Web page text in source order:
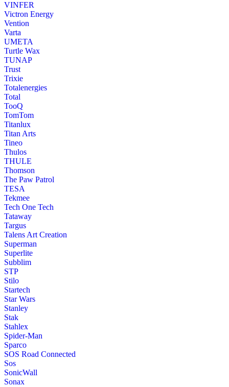
VINFER
Victron Energy
Vention
Varta
UMETA
Turtle Wax
TUNAP
Trust
Trixie
Totalenergies
Total
TooQ
TomTom
Titanlux
Titan Arts
Tineo
Thulos
THULE
Thomson
The Paw Patrol
TESA
Tekmee
Tech One Tech
Tataway
Targus
Talens Art Creation
Superman
Superlite
Subblim
STP
Stilo
Startech
Star Wars
Stanley
Stak
Stahlex
Spider-Man
Sparco
SOS Road Connected
Sos
SonicWall
Sonax